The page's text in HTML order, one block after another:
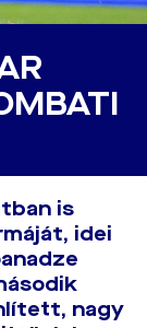
is
idei
nagy